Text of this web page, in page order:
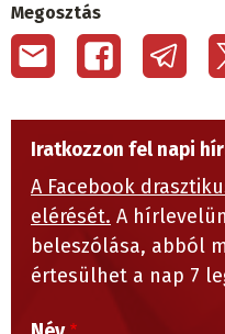
Megosztás
Iratkozzon fel napi
A Facebook
elérését. A
beleszólása, abból
értesülhet a nap 7